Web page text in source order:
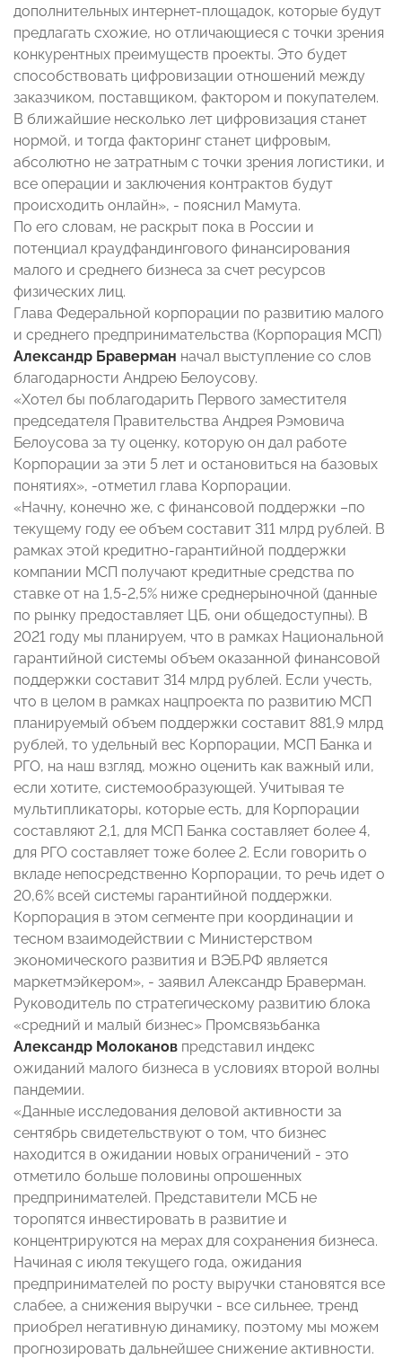
дополнительных интернет-площадок, которые будут
предлагать схожие, но отличающиеся с точки зрения
конкурентных преимуществ проекты. Это будет
способствовать цифровизации отношений между
заказчиком, поставщиком, фактором и покупателем.
В ближайшие несколько лет цифровизация станет
нормой, и тогда факторинг станет цифровым,
абсолютно не затратным с точки зрения логистики, и
все операции и заключения контрактов будут
происходить онлайн», - пояснил Мамута.
По его словам, не раскрыт пока в России и
потенциал краудфандингового финансирования
малого и среднего бизнеса за счет ресурсов
физических лиц.
Глава Федеральной корпорации по развитию малого
и среднего предпринимательства (Корпорация МСП)
Александр Браверман начал выступление со слов
благодарности Андрею Белоусову.
«Хотел бы поблагодарить Первого заместителя
председателя Правительства Андрея Рэмовича
Белоусова за ту оценку, которую он дал работе
Корпорации за эти 5 лет и остановиться на базовых
понятиях», -отметил глава Корпорации.
«Начну, конечно же, с финансовой поддержки –по
текущему году ее объем составит 311 млрд рублей. В
рамках этой кредитно-гарантийной поддержки
компании МСП получают кредитные средства по
ставке от на 1,5-2,5% ниже среднерыночной (данные
по рынку предоставляет ЦБ, они общедоступны). В
2021 году мы планируем, что в рамках Национальной
гарантийной системы объем оказанной финансовой
поддержки составит 314 млрд рублей. Если учесть,
что в целом в рамках нацпроекта по развитию МСП
планируемый объем поддержки составит 881,9 млрд
рублей, то удельный вес Корпорации, МСП Банка и
РГО, на наш взгляд, можно оценить как важный или,
если хотите, системообразующей. Учитывая те
мультипликаторы, которые есть, для Корпорации
составляют 2,1, для МСП Банка составляет более 4,
для РГО составляет тоже более 2. Если говорить о
вкладе непосредственно Корпорации, то речь идет о
20,6% всей системы гарантийной поддержки.
Корпорация в этом сегменте при координации и
тесном взаимодействии с Министерством
экономического развития и ВЭБ.РФ является
маркетмэйкером», - заявил Александр Браверман.
Руководитель по стратегическому развитию блока
«средний и малый бизнес» Промсвязьбанка
Александр Молоканов представил индекс
ожиданий малого бизнеса в условиях второй волны
пандемии.
«Данные исследования деловой активности за
сентябрь свидетельствуют о том, что бизнес
находится в ожидании новых ограничений - это
отметило больше половины опрошенных
предпринимателей. Представители МСБ не
торопятся инвестировать в развитие и
концентрируются на мерах для сохранения бизнеса.
Начиная с июля текущего года, ожидания
предпринимателей по росту выручки становятся все
слабее, а снижения выручки - все сильнее, тренд
приобрел негативную динамику, поэтому мы можем
прогнозировать дальнейшее снижение активности.